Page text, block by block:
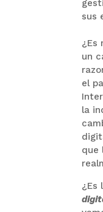
sus
¿Es
un
el
la
que
¿Es